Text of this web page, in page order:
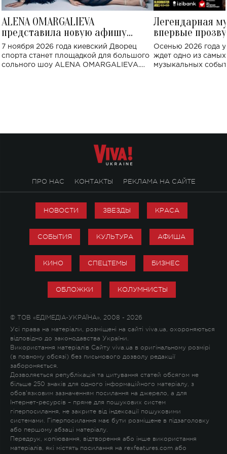
ALENA OMARGALIEVA
представила новую афишу
большого концерта во Дворце
спорта
7 ноября 2026 года киевский Дворец
спорта станет площадкой для большого
сольного шоу ALENA OMARGALIEVA.
Легендарная
впервые
Украине: где
Осенью 2026 года
ждет одно из
музыкальных
ПРО НАС КОНТАКТЫ РЕКЛАМА НА САЙТЕ
НОВОСТИ ЗВЕЗДЫ КРАСА
СОБЫТИЯ КУЛЬТУРА АФИША
КИНО СПЕЦТЕМЫ БИЗНЕС
ОБЛОЖКИ КОЛУМНИСТЫ
© ТОВ «ЕДІМЕДІА-УКРАЇНА», 2008 - 2026
Усі права на матеріали, розміщені на сайті viva.ua, охороняються
відповідно до законодавства України.
Використання матеріалів Сайту viva.ua в оригінальному розмірі
(в повному обсязі) без письмового дозволу редакції
забороняється.
Дозволяється републікація та цитування статей обсягом не
більше 250 знаків для одного інформаційного матеріалу, з
обов'язковим зазначенням посилання на джерело, а для
Інтернет-ресурсів – пряме для пошукових систем
гіперпосилання, не закрите від індексації пошуковими
системами. Гіперпосилання має бути розміщене в підзаголовку
або першому абзаці матеріалу.
Передрук, копіювання, відтворення або інше використання
матеріалів, які містять посилання на rexfeatures.com або